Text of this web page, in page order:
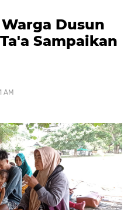
Dusun
Sampaikan
AM